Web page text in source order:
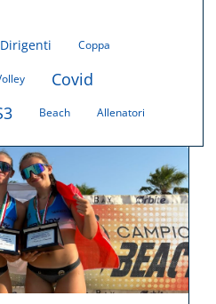
Dirigenti Coppa
Covid
Beach Allenatori